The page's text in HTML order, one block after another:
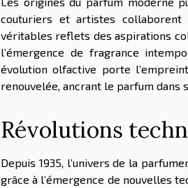
couturiers et artistes
véritables reflets des aspirations
l’émergence de fragrance
évolution olfactive porte
renouvelée, ancrant le parfum dans
Révolutions
Depuis 1935, l’univers de la
grâce à l’émergence de nouvelles